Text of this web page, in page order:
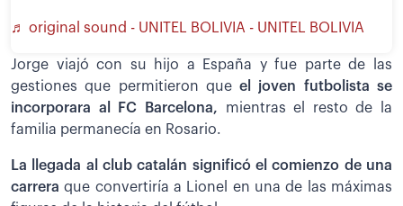
♬ original sound - UNITEL BOLIVIA - UNITEL BOLIVIA
Jorge viajó con su hijo a España y fue parte de las
gestiones que permitieron queel joven futbolista se
incorporara al FC Barcelona, mientras el resto de la
familia permanecía en Rosario.
La llegada al club catalán significó el comienzo de una
carreraque convertiría a Lionel en una de las máximas